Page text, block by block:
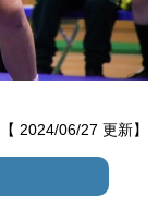
【 2024/06/27 更新】